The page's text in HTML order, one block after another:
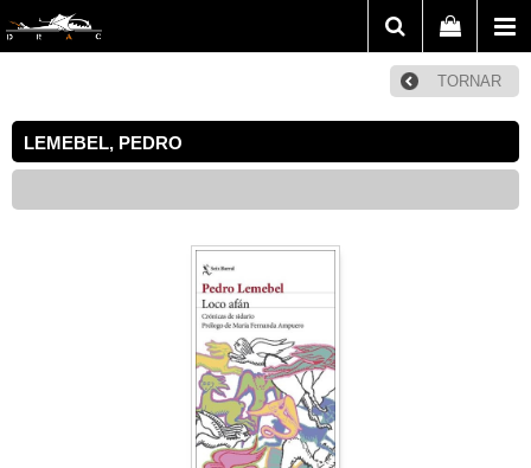
TORNAR
LEMEBEL, PEDRO